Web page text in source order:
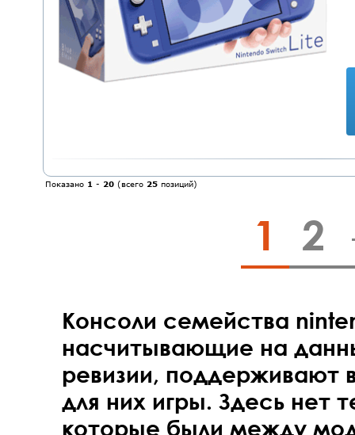
Показано 1 - 20 (всего 25 позиций)
1 2
Консоли семейства
насчитывающие на
ревизии, поддерживают
для них игры. Здесь нет
которые были между